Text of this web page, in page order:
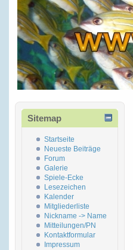
Sitemap
Startseite
Neueste Beiträge
Forum
Galerie
Spiele-Ecke
Lesezeichen
Kalender
Mitgliederliste
Nickname -> Name
Mitteilungen/PN
Kontaktformular
Impressum